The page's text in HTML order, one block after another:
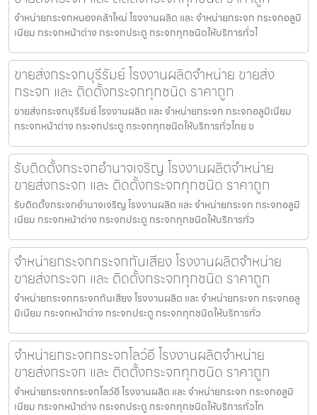
จำหน่ายกระจกหนองคล้าใหม่ โรงงานผลิต และ จำหน่ายกระจก กระจกอลูมิ
เนียม กระจกหน้าต่าง กระจกประตู กระจกทุกชนิดให้บริการทั่วไ
ขายส่งกระจกบุรีรัมย์ โรงงานผลิตจำหน่าย ขายส่ง
กระจก และ ติดตั้งกระจกทุกชนิด ราคาถูก
ขายส่งกระจกบุรีรัมย์ โรงงานผลิต และ จำหน่ายกระจก กระจกอลูมิเนียม
กระจกหน้าต่าง กระจกประตู กระจกทุกชนิดให้บริการทั่วไทย ข
รับติดตั้งกระจกอำนาจเจริญ โรงงานผลิตจำหน่าย
ขายส่งกระจก และ ติดตั้งกระจกทุกชนิด ราคาถูก
รับติดตั้งกระจกอำนาจเจริญ โรงงานผลิต และ จำหน่ายกระจก กระจกอลูมิ
เนียม กระจกหน้าต่าง กระจกประตู กระจกทุกชนิดให้บริการทั่ว
จำหน่ายกระจกกระจกกันเสียง โรงงานผลิตจำหน่าย
ขายส่งกระจก และ ติดตั้งกระจกทุกชนิด ราคาถูก
จำหน่ายกระจกกระจกกันเสียง โรงงานผลิต และ จำหน่ายกระจก กระจกอลู
มิเนียม กระจกหน้าต่าง กระจกประตู กระจกทุกชนิดให้บริการทั่ว
จำหน่ายกระจกกระจกโลว์อี โรงงานผลิตจำหน่าย
ขายส่งกระจก และ ติดตั้งกระจกทุกชนิด ราคาถูก
จำหน่ายกระจกกระจกโลว์อี โรงงานผลิต และ จำหน่ายกระจก กระจกอลูมิ
เนียม กระจกหน้าต่าง กระจกประตู กระจกทุกชนิดให้บริการทั่วไท